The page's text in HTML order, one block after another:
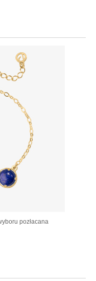
pozłacana